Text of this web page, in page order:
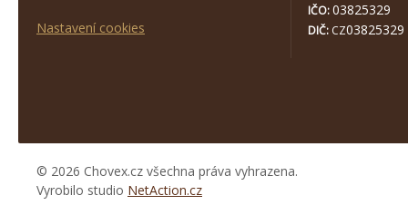
Nastavení cookies
IČO:03825329
DIČ: CZ03825329
© 2026 Chovex.cz všechna práva vyhrazena.
Vyrobilo studio NetAction.cz